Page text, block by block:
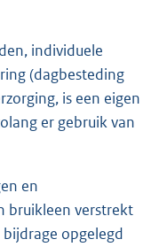
individuele
(dagbesteding
is een eigen
er gebruik van
en
bruikleen verstrekt
opgelegd